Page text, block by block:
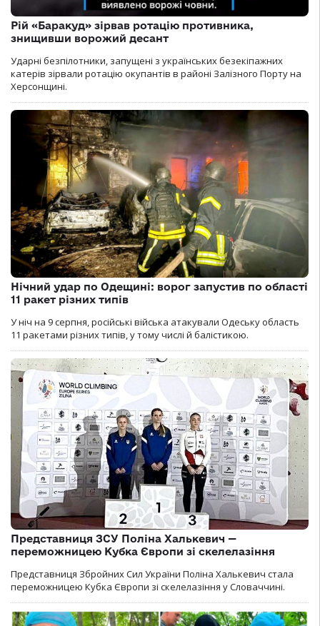
Рій «Баракуд» зірвав ротацію противника,
знищивши ворожий десант
Ударні безпілотники, запущені з українських безекіпажних
катерів зірвали ротацію окупантів в районі Залізного Порту на
Херсонщині.
Нічний удар по Одещині: ворог запустив по області
11 ракет різних типів
У ніч на 9 серпня, російські війська атакували Одеську область
11 ракетами різних типів, у тому числі й балістикою.
Представниця ЗСУ Поліна Халькевич —
переможницею Кубка Європи зі скелелазіння
Представниця Збройних Сил України Поліна Халькевич стала
переможницею Кубка Європи зі скелелазіння у Словаччині.